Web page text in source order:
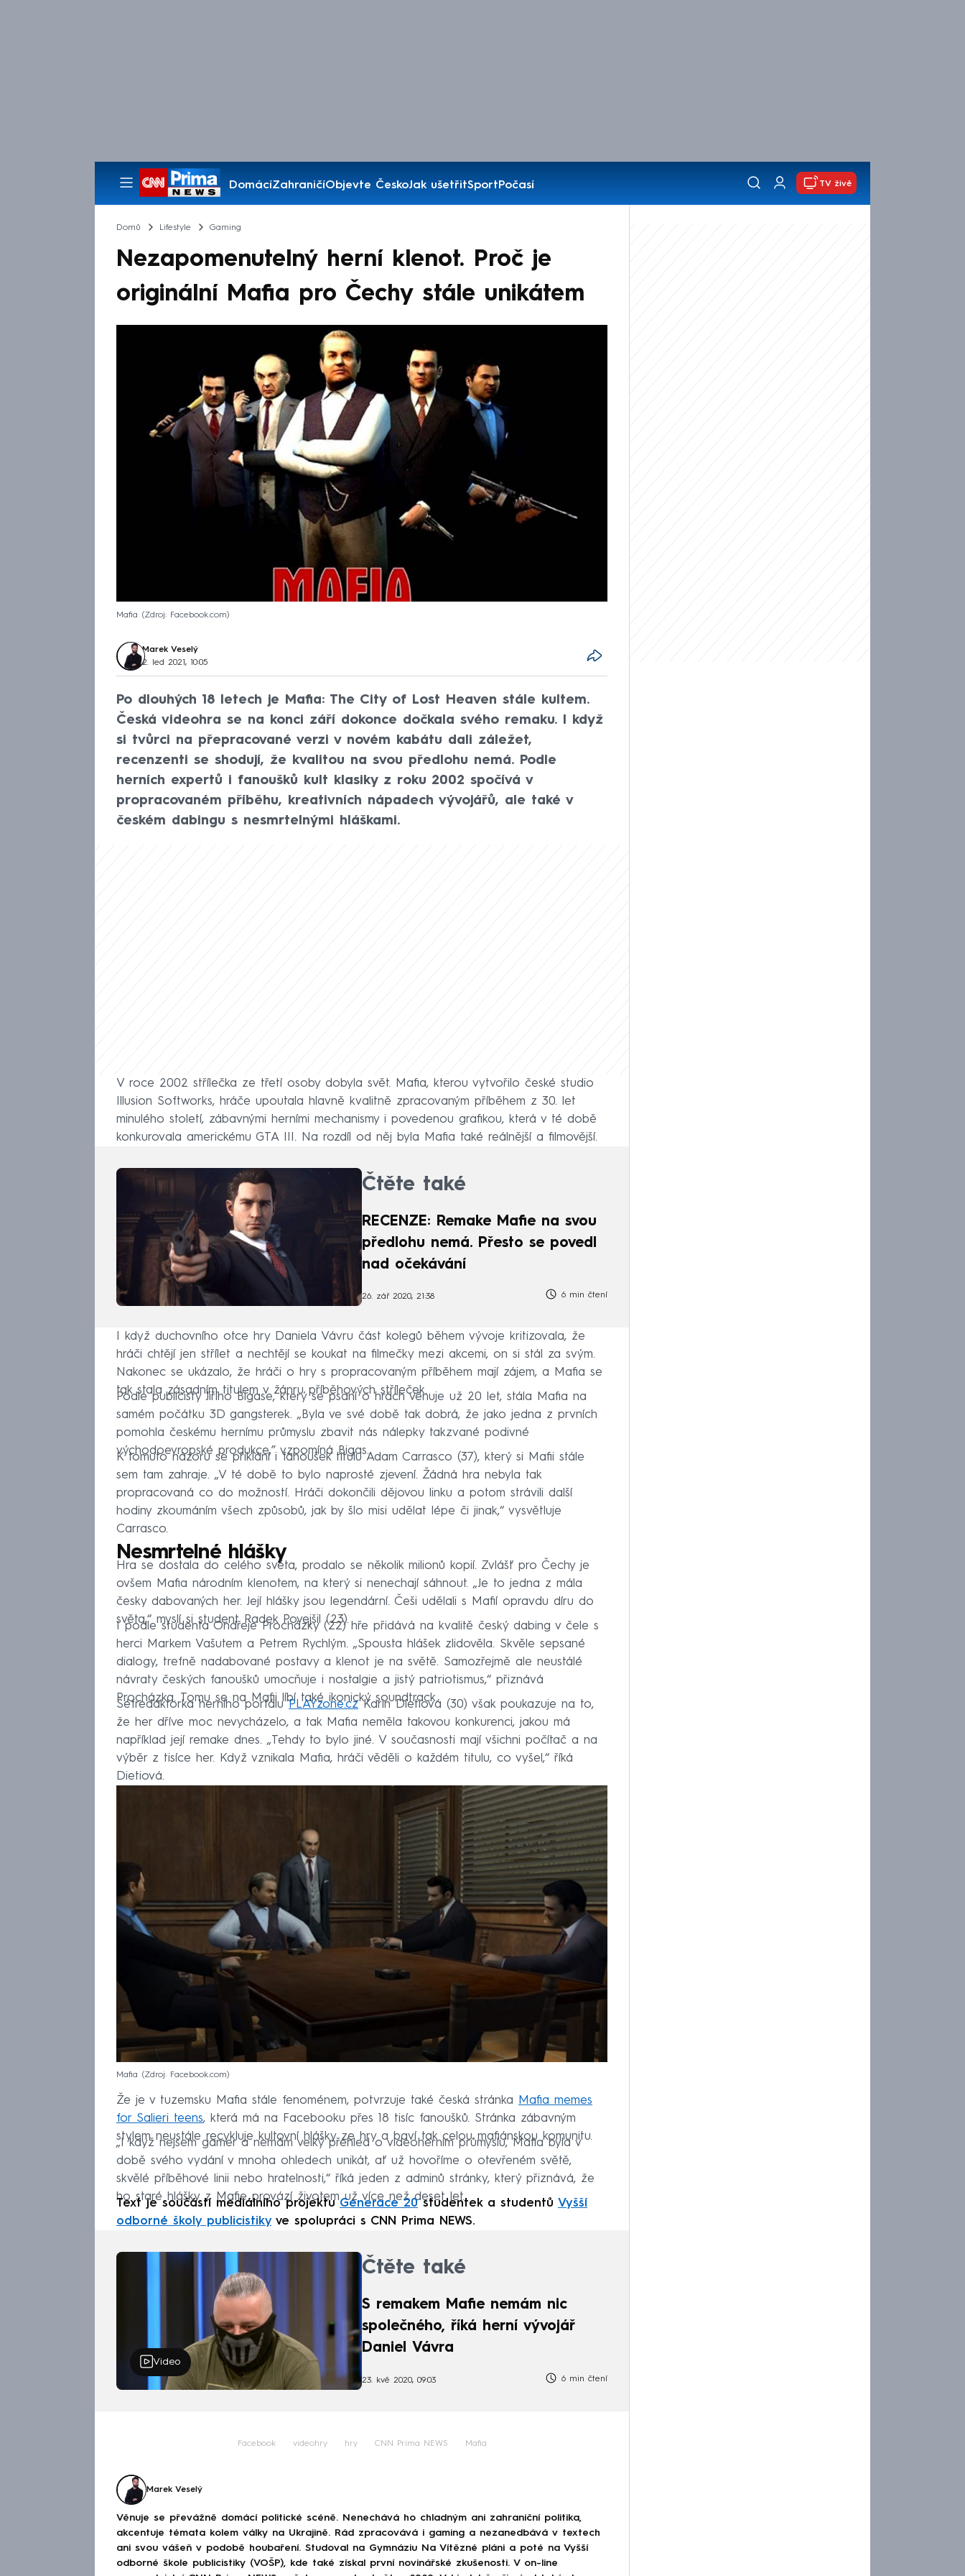
DomácíZahraničíObjevte ČeskoJak ušetřitSportPočasí
Pořady
TV živě
Domů Lifestyle Gaming
Nezapomenutelný herní klenot. Proč je
originální Mafia pro Čechy stále unikátem
Mafia Zdroj: Facebook.com
Marek Veselý
2. led 2021, 10:05
Po dlouhých 18 letech je Mafia: The City of Lost Heaven stále kultem.
Česká videohra se na konci září dokonce dočkala svého remaku. I když
si tvůrci na přepracované verzi v novém kabátu dali záležet,
recenzenti se shodují, že kvalitou na svou předlohu nemá. Podle
herních expertů i fanoušků kult klasiky z roku 2002 spočívá v
propracovaném příběhu, kreativních nápadech vývojářů, ale také v
českém dabingu s nesmrtelnými hláškami.
V roce 2002 střílečka ze třetí osoby dobyla svět. Mafia, kterou vytvořilo české studio
Illusion Softworks, hráče upoutala hlavně kvalitně zpracovaným příběhem z 30. let
minulého století, zábavnými herními mechanismy i povedenou grafikou, která v té době
konkurovala americkému GTA III. Na rozdíl od něj byla Mafia také reálnější a filmovější.
Čtěte také
RECENZE: Remake Mafie na svou
předlohu nemá. Přesto se povedl
nad očekávání
26. zář 2020, 21:38 6 min čtení
I když duchovního otce hry Daniela Vávru část kolegů během vývoje kritizovala, že
hráči chtějí jen střílet a nechtějí se koukat na filmečky mezi akcemi, on si stál za svým.
Nakonec se ukázalo, že hráči o hry s propracovaným příběhem mají zájem, a Mafia se
tak stala zásadním titulem v žánru příběhových stříleček.
Podle publicisty Jiřího Bigase, který se psaní o hrách věnuje už 20 let, stála Mafia na
samém počátku 3D gangsterek. „Byla ve své době tak dobrá, že jako jedna z prvních
pomohla českému hernímu průmyslu zbavit nás nálepky takzvané podivné
východoevropské produkce,” vzpomíná Bigas.
K tomuto názoru se přiklání i fanoušek titulu Adam Carrasco (37), který si Mafii stále
sem tam zahraje. „V té době to bylo naprosté zjevení. Žádná hra nebyla tak
propracovaná co do možností. Hráči dokončili dějovou linku a potom strávili další
hodiny zkoumáním všech způsobů, jak by šlo misi udělat lépe či jinak,“ vysvětluje
Carrasco.
Nesmrtelné hlášky
Hra se dostala do celého světa, prodalo se několik milionů kopií. Zvlášť pro Čechy je
ovšem Mafia národním klenotem, na který si nenechají sáhnout. „Je to jedna z mála
česky dabovaných her. Její hlášky jsou legendární. Češi udělali s Mafií opravdu díru do
světa,“ myslí si student Radek Povejšil (23).
I podle studenta Ondřeje Procházky (22) hře přidává na kvalitě český dabing v čele s
herci Markem Vašutem a Petrem Rychlým. „Spousta hlášek zlidověla. Skvěle sepsané
dialogy, trefně nadabované postavy a klenot je na světě. Samozřejmě ale neustálé
návraty českých fanoušků umocňuje i nostalgie a jistý patriotismus,“ přiznává
Procházka. Tomu se na Mafii líbí také ikonický soundtrack.
Šéfredaktorka herního portáluPLAYzone.czKarin Dietiová (30) však poukazuje na to,
že her dříve moc nevycházelo, a tak Mafia neměla takovou konkurenci, jakou má
například její remake dnes. „Tehdy to bylo jiné. V současnosti mají všichni počítač a na
výběr z tisíce her. Když vznikala Mafia, hráči věděli o každém titulu, co vyšel,“ říká
Dietiová.
Mafia Zdroj: Facebook.com
Že je v tuzemsku Mafia stále fenoménem, potvrzuje také česká stránka
Mafia memes
for Salieri teens, která má na Facebooku přes 18 tisíc fanoušků. Stránka zábavným
stylem neustále recykluje kultovní hlášky ze hry a baví tak celou mafiánskou komunitu.
„I když nejsem gamer a nemám velký přehled o videoherním průmyslu, Mafia byla v
době svého vydání v mnoha ohledech unikát, ať už hovoříme o otevřeném světě,
skvělé příběhové linii nebo hratelnosti,“ říká jeden z adminů stránky, který přiznává, že
ho staré hlášky z Mafie provází životem už více než deset let.
Text je součástí mediálního projektuGenerace 20studentek a studentů Vyšší
odborné školy publicistikyve spolupráci s CNN Prima NEWS.
Video
Čtěte také
S remakem Mafie nemám nic
společného, říká herní vývojář
Daniel Vávra
23. kvě 2020, 09:03 6 min čtení
Facebook videohry hry CNN Prima NEWS Mafia
Marek Veselý
Věnuje se převážně domácí politické scéně. Nenechává ho chladným ani zahraniční politika,
akcentuje témata kolem války na Ukrajině. Rád zpracovává i gaming a nezanedbává v textech
ani svou vášeň v podobě houbaření. Studoval na Gymnáziu Na Vítězné pláni a poté na Vyšší
odborné škole publicistiky (VOŠP), kde také získal první novinářské zkušenosti. V on-line